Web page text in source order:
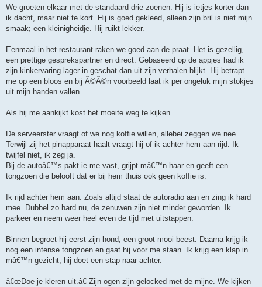
We groeten elkaar met de standaard drie zoenen. Hij is ietjes korter dan
ik dacht, maar niet te kort. Hij is goed gekleed, alleen zijn bril is niet mijn
smaak; een kleinigheidje. Hij ruikt lekker.
Eenmaal in het restaurant raken we goed aan de praat. Het is gezellig,
een prettige gesprekspartner en direct. Gebaseerd op de appjes had ik
zijn kinkervaring lager in geschat dan uit zijn verhalen blijkt. Hij betrapt
me op een bloos en bij Ã©Ã©n voorbeeld laat ik per ongeluk mijn stokjes
uit mijn handen vallen.
Als hij me aankijkt kost het moeite weg te kijken.
De serveerster vraagt of we nog koffie willen, allebei zeggen we nee.
Terwijl zij het pinapparaat haalt vraagt hij of ik achter hem aan rijd. Ik
twijfel niet, ik zeg ja.
Bij de autoâ€™s pakt ie me vast, grijpt mâ€™n haar en geeft een
tongzoen die belooft dat er bij hem thuis ook geen koffie is.
Ik rijd achter hem aan. Zoals altijd staat de autoradio aan en zing ik hard
mee. Dubbel zo hard nu, de zenuwen zijn niet minder geworden. Ik
parkeer en neem weer heel even de tijd met uitstappen.
Binnen begroet hij eerst zijn hond, een groot mooi beest. Daarna krijg ik
nog een intense tongzoen en gaat hij voor me staan. Ik krijg een klap in
mâ€™n gezicht, hij doet een stap naar achter.
â€œDoe je kleren uit.â€ Zijn ogen zijn gelocked met de mijne. We kijken